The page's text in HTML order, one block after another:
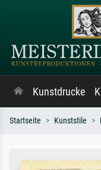
Kunstdrucke
Startseite Kunststile